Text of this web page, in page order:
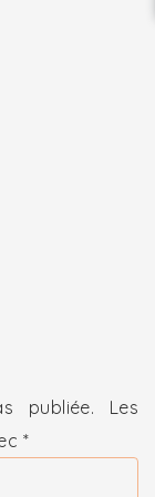
publiée.
Les
*